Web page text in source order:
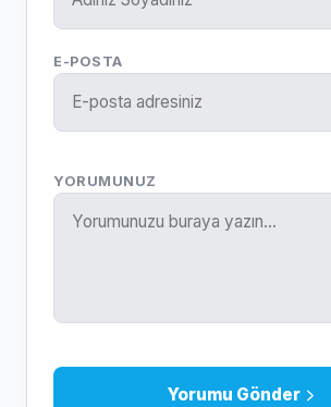
E-POSTA
YORUMUNUZ
Yorumu Gönder